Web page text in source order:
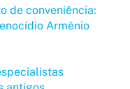
de conveniência:
Armênio